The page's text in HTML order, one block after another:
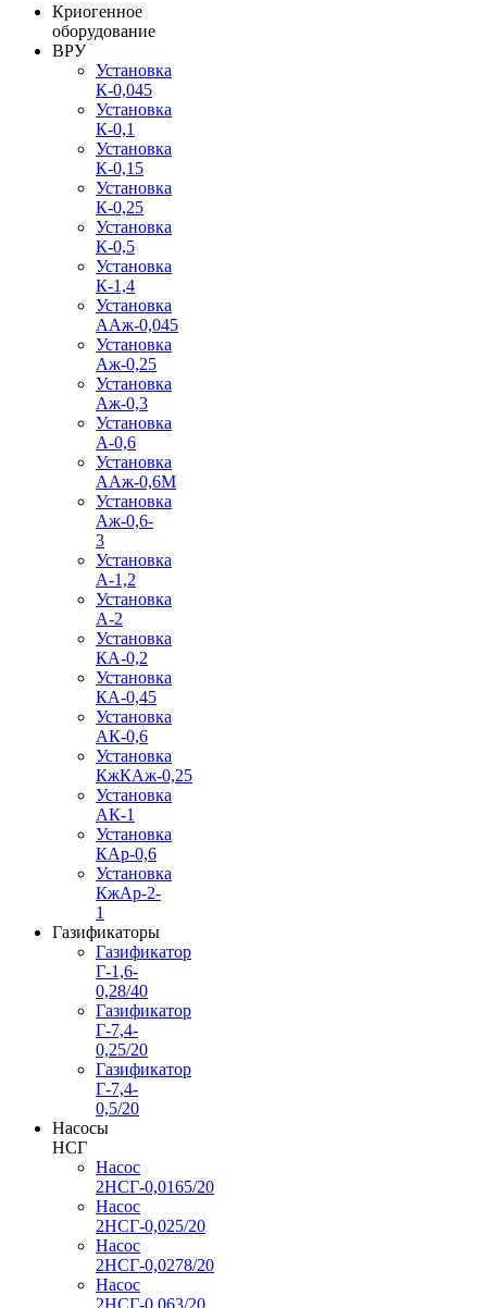
Криогенное
оборудование
ВРУ
Установка
К-0,045
Установка
К-0,1
Установка
К-0,15
Установка
К-0,25
Установка
К-0,5
Установка
К-1,4
Установка
ААж-0,045
Установка
Аж-0,25
Установка
Аж-0,3
Установка
А-0,6
Установка
ААж-0,6М
Установка
Аж-0,6-
3
Установка
А-1,2
Установка
А-2
Установка
КА-0,2
Установка
КА-0,45
Установка
АК-0,6
Установка
КжКАж-0,25
Установка
АК-1
Установка
КАр-0,6
Установка
КжАр-2-
1
Газификаторы
Газификатор
Г-1,6-
0,28/40
Газификатор
Г-7,4-
0,25/20
Газификатор
Г-7,4-
0,5/20
Насосы
НСГ
Насос
2НСГ-0,0165/20
Насос
2НСГ-0,025/20
Насос
2НСГ-0,0278/20
Насос
2НСГ-0,063/20